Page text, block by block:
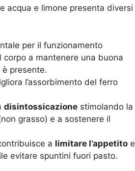
acqua e limone presenta diversi
per il funzionamento
corpo a mantenere una buona
presente.
l’assorbimento del ferro
disintossicazione stimolando la
grasso) e a sostenere il
a limitare l’appetito e
evitare spuntini fuori pasto.